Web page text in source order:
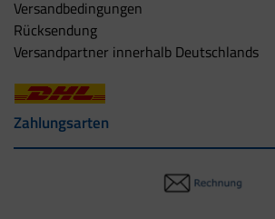
Versandbedingungen
Rücksendung
Versandpartner innerhalb Deutschlands
Zahlungsarten